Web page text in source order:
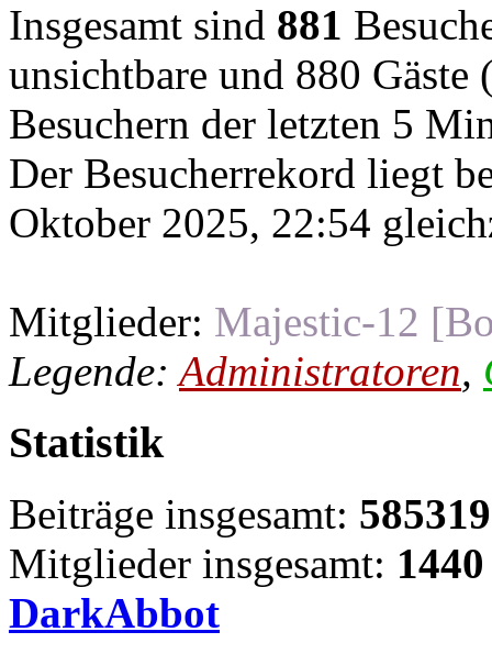
Insgesamt sind 881
unsichtbare und 880 Gäste
Besuchern der letzten 5
Der Besucherrekord liegt
Oktober 2025, 22:54
Mitglieder: Majestic-12
Legende:Administratoren,
Statistik
Beiträge insgesamt: 585319
Mitglieder insgesamt: 1440
DarkAbbot